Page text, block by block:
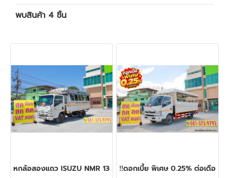
พบสินค้า 4 ชิ้น
หกล้อสองแถว ISUZU NMR 130 แรง ปี 2557‼️ดอกเบี้ย พิเศษ 0.25% ต่อเดือน‼️